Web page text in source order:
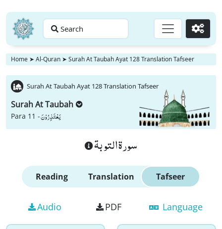
Search Go
Home ➤ Al-Quran ➤ Surah At Taubah Ayat 128 Translation Tafseer
Surah At Taubah Ayat 128 Translation Tafseer
Surah At Taubah
Para 11 -یَعْتَذِرُوْنَ
سورة التوبة
Reading Translation Tafseer
Audio PDF Language